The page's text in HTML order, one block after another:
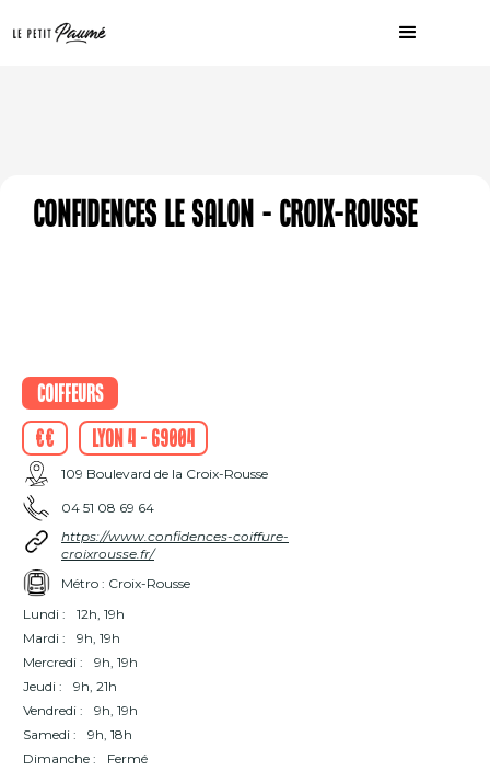
Confidences Le Salon - Croix-Rousse
Coiffeurs
€€
Lyon 4 - 69004
109 Boulevard de la Croix-Rousse
04 51 08 69 64
https://www.confidences-coiffure-
croixrousse.fr/
Métro : Croix-Rousse
Lundi :
12h, 19h
Mardi :
9h, 19h
Mercredi :
9h, 19h
Jeudi :
9h, 21h
Vendredi :
9h, 19h
Samedi :
9h, 18h
Dimanche :
Fermé